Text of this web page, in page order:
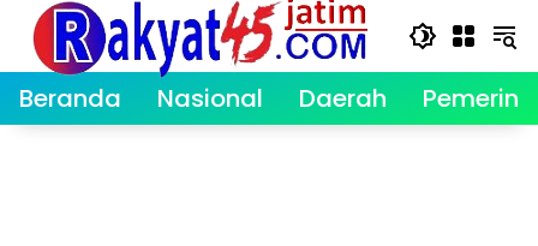
Langsung
konten
Beranda Nasional Daerah